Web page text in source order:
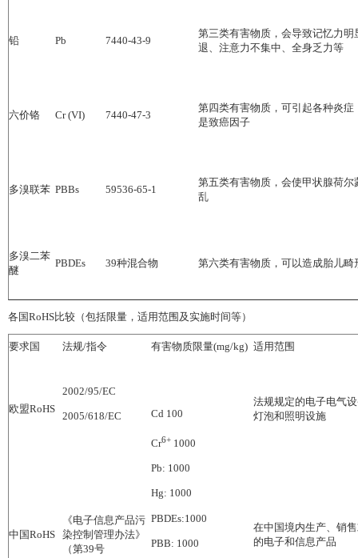
铅 Pb 7440-43-9
第三类有害物质，会导致记忆力明
退、注意力不集中、全身乏力等
六价铬 Cr (VI) 7440-47-3
第四类有害物质，可引起各种炎症
是致癌因子
多溴联苯 PBBs 59536-65-1
第五类有害物质，会使甲状腺荷尔
乱
多溴二苯
醚
PBDEs 39种混合物 第六类有害物质，可以造成胎儿畸
各国RoHS比较（包括限量，适用范围及实施时间等）
要求国 法规/指令 有害物质限量(mg/kg) 适用范围
欧盟RoHS
2002/95/EC
2005/618/EC Cd 100
Cr6+ 1000
Pb: 1000
Hg: 1000
PBDEs:1000
PBB: 1000
法规规定的电子电气
灯泡和照明设施
中国RoHS
《电子信息产品污
染控制管理办法》
（第39号
在中国境内生产、销
的电子和信息产品